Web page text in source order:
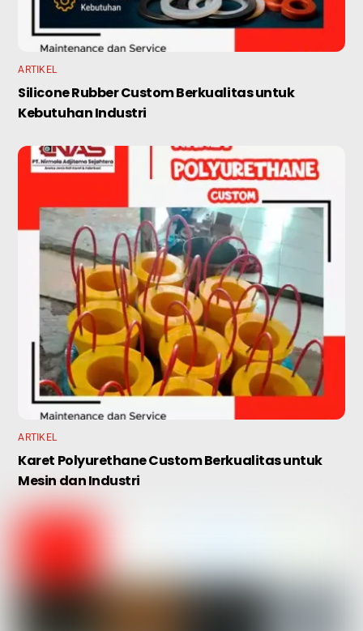
ARTIKEL
Silicone Rubber Custom Berkualitas untuk
Kebutuhan Industri
ARTIKEL
Karet Polyurethane Custom Berkualitas untuk
Mesin dan Industri